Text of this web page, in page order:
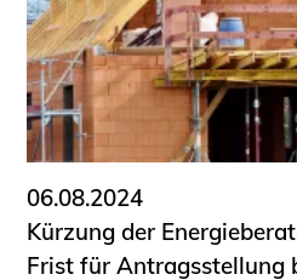
06.08.2024
Kürzung der
Frist für Antragsstellung